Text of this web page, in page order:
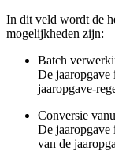
In dit veld wordt de
mogelijkheden zijn:
Batch
De jaaropgave
jaaropgave-
Conversie
De
van de